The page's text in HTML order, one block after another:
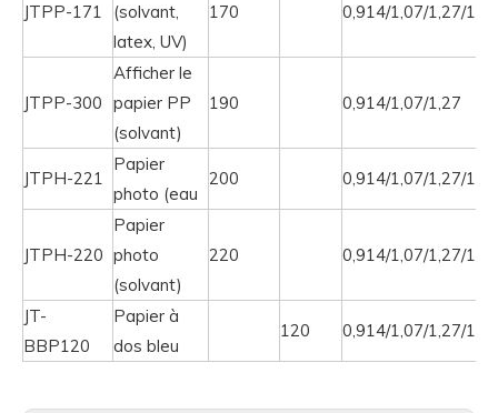
JTPP-171
(solvant,
latex, UV)
170 0,914/1,07/1,27/1,52
JTPP-300
Afficher le
papier PP
(solvant)
190 0,914/1,07/1,27
JTPH-221
Papier
photo (eau
200 0,914/1,07/1,27/1,52
JTPH-220
Papier
photo
(solvant)
220 0,914/1,07/1,27/1,52
JT-
BBP120
Papier à
dos bleu
120 0,914/1,07/1,27/1,52